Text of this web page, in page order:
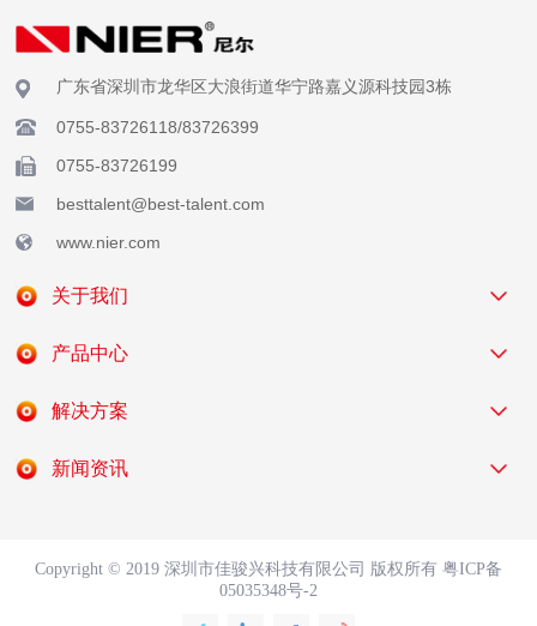
广东省深圳市龙华区大浪街道华宁路嘉义源科技园3栋
0755-83726118/83726399
0755-83726199
besttalent@best-talent.com
www.nier.com
关于我们
产品中心
解决方案
新闻资讯
Copyright © 2019 深圳市佳骏兴科技有限公司 版权所有 粤ICP备
05035348号-2